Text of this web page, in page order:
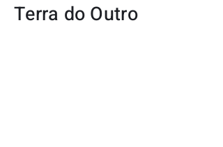
Terra do Outro